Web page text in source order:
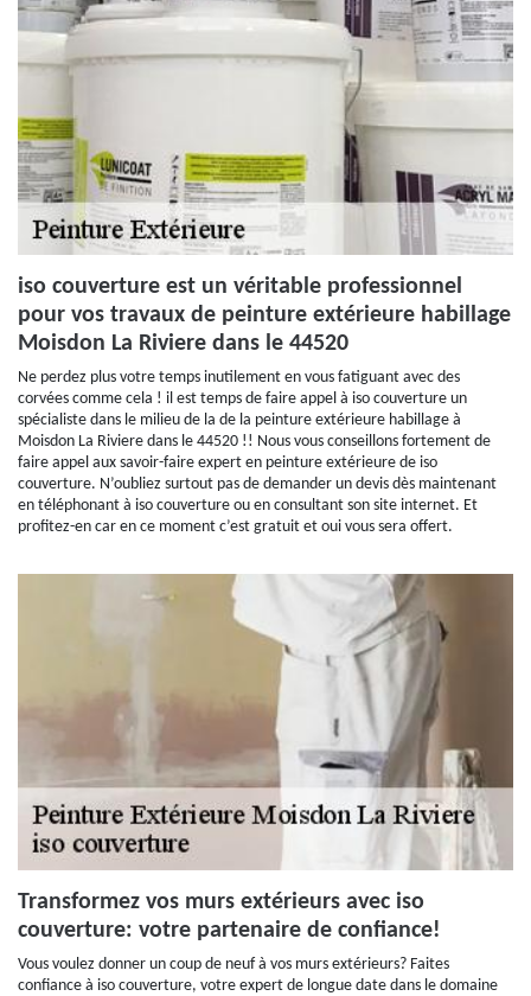
iso couverture est un véritable professionnel
pour vos travaux de peinture extérieure habillage
Moisdon La Riviere dans le 44520
Ne perdez plus votre temps inutilement en vous fatiguant avec des
corvées comme cela ! il est temps de faire appel à iso couverture un
spécialiste dans le milieu de la de la peinture extérieure habillage à
Moisdon La Riviere dans le 44520 !! Nous vous conseillons fortement de
faire appel aux savoir-faire expert en peinture extérieure de iso
couverture. N’oubliez surtout pas de demander un devis dès maintenant
en téléphonant à iso couverture ou en consultant son site internet. Et
profitez-en car en ce moment c’est gratuit et oui vous sera offert.
Transformez vos murs extérieurs avec iso
couverture: votre partenaire de confiance!
Vous voulez donner un coup de neuf à vos murs extérieurs? Faites
confiance à iso couverture, votre expert de longue date dans le domaine